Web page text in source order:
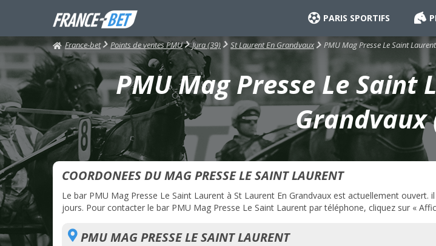
PARIS SPORTIFS
France-bet Points de ventes PMU Jura (39) St Laurent En Grandvaux PMU Mag Presse Le Saint Laurent
PMU Mag Presse Le Saint
Grandvaux
COORDONEES DU MAG PRESSE LE SAINT LAURENT
Le bar PMU Mag Presse Le Saint Laurent à St Laurent En Grandvaux est actuellement ouvert.
jours. Pour contacter le bar PMU Mag Presse Le Saint Laurent par téléphone, cliquez sur «
PMU MAG PRESSE LE SAINT LAURENT